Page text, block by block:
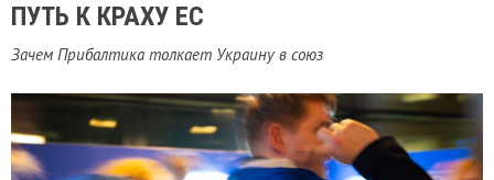
ПУТЬ К КРАХУ ЕС
Зачем Прибалтика толкает Украину в союз